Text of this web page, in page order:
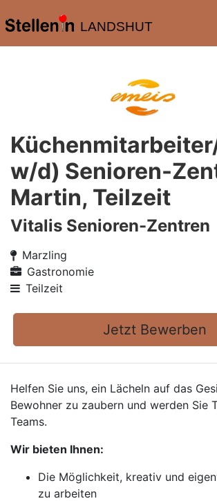
LANDSHUT
w/d) Senioren-
Martin, Teilzeit
Vitalis Senioren-Zentren
Marzling
Gastronomie
Teilzeit
Jetzt Bewerben
Helfen Sie uns, ein Lächeln auf das
Bewohner zu zaubern und werden Sie
Teams.
Wir bieten Ihnen:
Die Möglichkeit, kreativ und
zu arbeiten